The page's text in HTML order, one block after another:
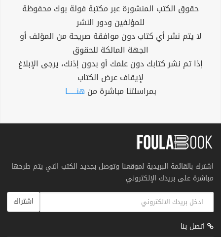
حقوق الكتب المنشورة عبر مكتبة فولة بوك محفوظة
للمؤلفين ودور النشر
لا يتم نشر أي كتاب دون موافقة صريحة من المؤلف أو
الجهة المالكة للحقوق
إذا تم نشر كتابك دون علمك أو بدون إذنك، يرجى الإبلاغ
لإيقاف عرض الكتاب
بمراسلتنا مباشرة من هنــــــا
اشترك بالقائمة البريدية لموقعنا وتوصل بجديد الكتب التي يتم طرحها
مباشرة على بريدك الإلكتروني
اشتراك
اتصل بنا